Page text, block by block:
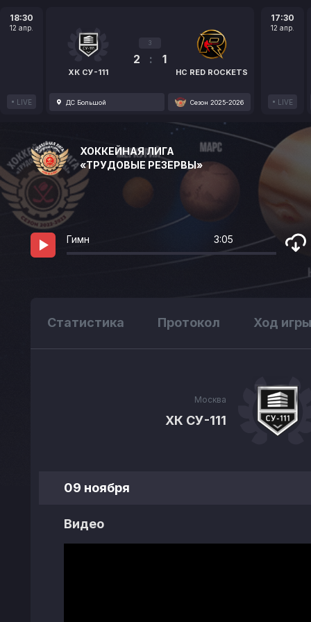
18:30
12 апр.
LIVE
ХК СУ-111
3
2 : 1
HC RED ROCKETS
ДС Большой Сезон 2025-2026
17:30
12 апр.
LIVE
ХОККЕЙНАЯ ЛИГА
«ТРУДОВЫЕ РЕЗЕРВЫ»
Гимн 3:05
Статистика Протокол Ход игры
Москва
ХК СУ-111
09 ноября
Видео